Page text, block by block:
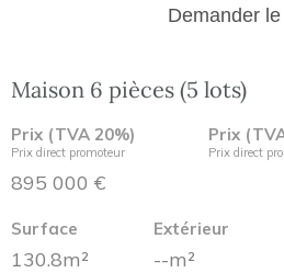
Demander
Maison 6 pièces (5 lots)
Prix (TVA 20%)
Prix direct promoteur
895 000 €
Prix
Prix direct
Surface
130.8m²
Extérieur
--m²